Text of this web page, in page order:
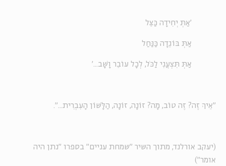
'אַתְּ יְחִידָה כַּצֵּל
אַתְּ בּוֹגֵדָה כַּנַּחַל
אַתְּ תִּצְעֲנִי לַכֹּל, לְכָל עוֹבֵר וָשָׁב...'
"אֵיךְ זֶה? זֶה טוֹב, מָה? זוֹנָה, זוֹנָה, הַלָּשׁוֹן הָעִבְרִית...".
(יעקב אורלנד, מתוך השיר "שמחת עניים" בספרו "נתן היה
אומר")